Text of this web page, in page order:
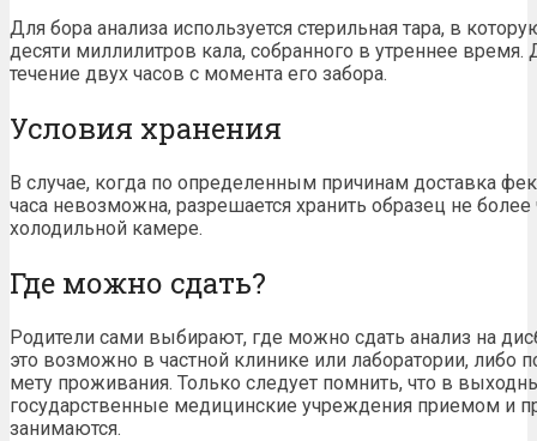
Для бора анализа используется стерильная тара, в
десяти миллилитров кала, собранного в утреннее время.
течение двух часов с момента его забора.
Условия хранения
В случае, когда по определенным причинам доставка
часа невозможна, разрешается хранить образец не
холодильной камере.
Где можно сдать?
Родители сами выбирают, где можно сдать анализ на
это возможно в частной клинике или лаборатории, либо
мету проживания. Только следует помнить, что в
государственные медицинские учреждения приемом и
занимаются.